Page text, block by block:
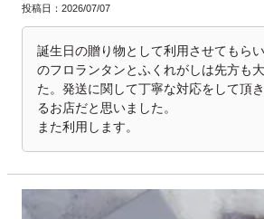
投稿日 2026/07/07
誕生日の贈り物として利用させてもら
のフロランタンとふくれがしは先方も
た。発送に関して丁寧な対応をして頂
るお店だと思いました。
また利用します。